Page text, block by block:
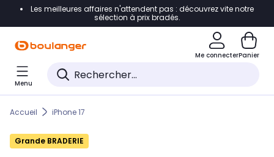
Accéder directement à la navigation
Accéder directement au pied de page
Accéder directement au chatbot
Les meilleures affaires n'attendent pas : découvrez vite notre
sélection à prix bradés.
Me connecterPanier
Menu
Accueil iPhone 17
Grande BRADERIE